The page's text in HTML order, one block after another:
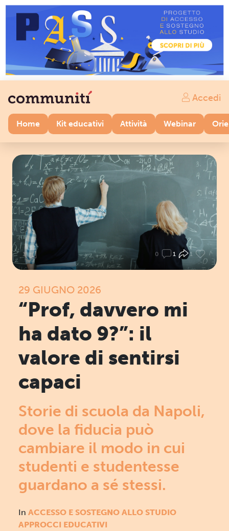
Home Kit educativi Attività Webinar
Accedi
1 0 1 1
29 GIUGNO 2026
“Prof, davvero mi
ha dato 9?”: il
valore di sentirsi
capaci
Storie di scuola da Napoli,
dove la fiducia può
cambiare il modo in cui
studenti e studentesse
guardano a sé stessi.
In ACCESSO E SOSTEGNO ALLO STUDIO
APPROCCI EDUCATIVI